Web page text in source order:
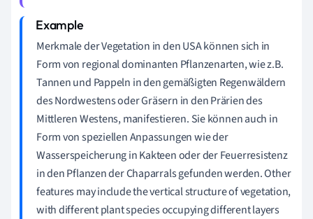
Merkmale der Vegetation in den USA können sich in
Form von regional dominanten Pflanzenarten, wie z.B.
Tannen und Pappeln in den gemäßigten Regenwäldern
des Nordwestens oder Gräsern in den Prärien des
Mittleren Westens, manifestieren. Sie können auch in
Form von speziellen Anpassungen wie der
Wasserspeicherung in Kakteen oder der Feuerresistenz
in den Pflanzen der Chaparrals gefunden werden. Other
features may include the vertical structure of vegetation,
with different plant species occupying different layers